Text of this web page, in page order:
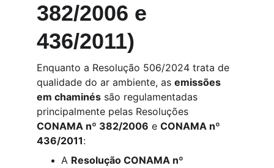
382/2006 e
436/2011)
Enquanto a Resolução 506/2024 trata de
qualidade do ar ambiente, as emissões
em chaminés são regulamentadas
principalmente pelas Resoluções
CONAMA nº 382/2006 e CONAMA nº
436/2011:
A Resolução CONAMA nº